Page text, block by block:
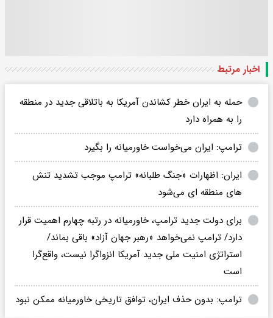
اخبار مرتبط
حمله به ایران خطر کشاندن آمریکا به باتلاقی جدید در منطقه
را به همراه دارد
ترامپ: ایران می‌خواست خاورمیانه را بگیرد
ایران: اظهارات «جنگ طلبانه» ترامپ موجب تشدید تنش
های منطقه ای می‌شود
برای دولت جدید ترامپ، خاورمیانه در رتبه چهارم اهمیت قرار
دارد/ ترامپ نمی‌خواهد «رهبر جهان آزاد» باقی بماند/
استراتژی امنیت ملی جدید آمریکا انزواگرا نیست، واقع‌گرا
است
ترامپ: بدون حذف ایران، توافق تاریخی خاورمیانه ممکن نبود